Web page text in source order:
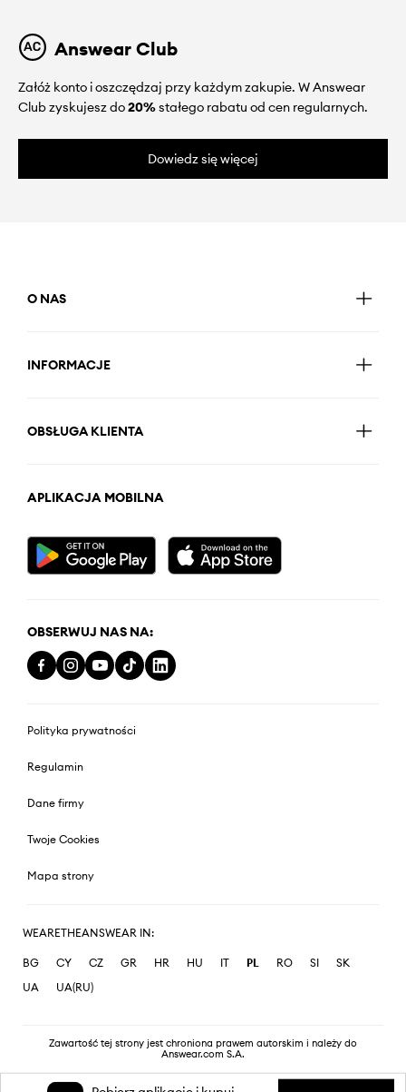
Answear Club
Załóż konto i oszczędzaj przy każdym zakupie. W Answear
Club zyskujesz do20%stałego rabatu od cen regularnych.
Dowiedz się więcej
O NAS
INFORMACJE
OBSŁUGA KLIENTA
APLIKACJA MOBILNA
OBSERWUJ NAS NA:
Polityka prywatności
Regulamin
Dane firmy
Twoje Cookies
Mapa strony
WEARETHEANSWEAR IN:
BG CY CZ GR HR HU IT PL RO SI
SK
UA
UA(RU)
Zawartość tej strony jest chroniona prawem autorskim i należy do
Answear.com S.A.